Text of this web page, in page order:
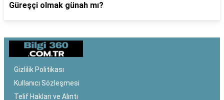
Güreşçi olmak günah mı?
Gizlilik Politikası
Kullanıcı Sözleşmesi
Telif Hakları ve Alıntı